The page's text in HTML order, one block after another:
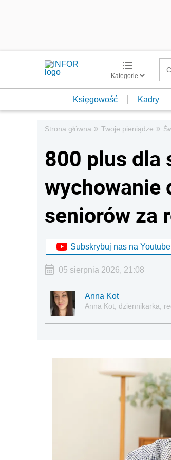
Kategorie
Księgowość Kadry
Strona główna » Twoje pieniądze »
800 plus dla
wychowanie
seniorów za
Subskrybuj nas na Youtube
05 sierpnia 2026, 21:08
Anna Kot
Anna Kot, dziennikarka,